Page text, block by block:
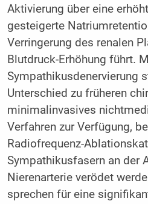
Aktivierung über eine
gesteigerte
Verringerung des renalen
Blutdruck-Erhöhung führt.
Sympathikusdenervierung
Unterschied zu früheren
minimalinvasives
Verfahren zur Verfügung,
Radiofrequenz-
Sympathikusfasern an der
Nierenarterie verödet
sprechen für eine